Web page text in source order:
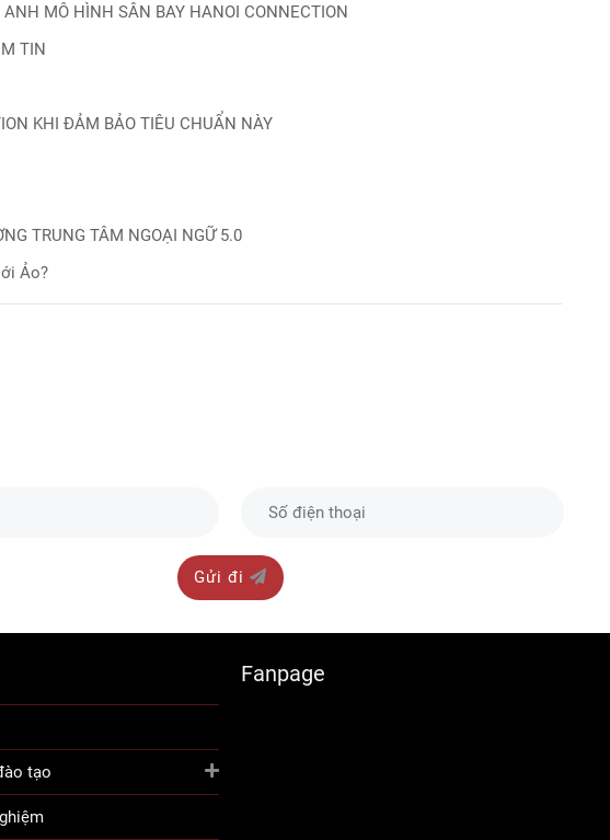
MÔ HÌNH SÂN BAY HANOI CONNECTION
TIN
KHI ĐẢM BẢO TIÊU CHUẨN NÀY
TRUNG TÂM NGOẠI NGỮ 5.0
Ảo?
Gửi đi
tạo
Fanpage